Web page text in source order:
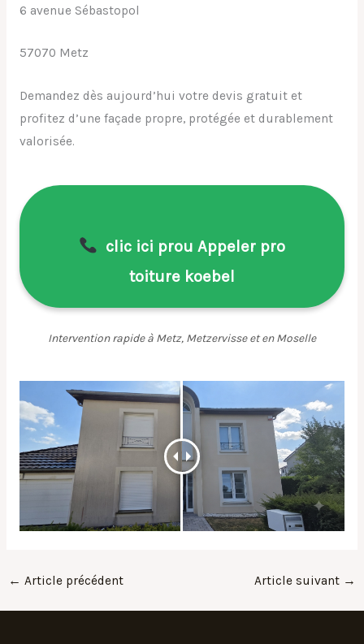
6 avenue Sébastopol
57070 Metz
Demandez dès aujourd’hui votre devis gratuit et
profitez d’une façade propre, protégée et durablement
valorisée.
clic ici prou Appeler pro
toiture koebel
Intervention rapide à Metz, Metzervisse et en Moselle
← Article précédent Article suivant →